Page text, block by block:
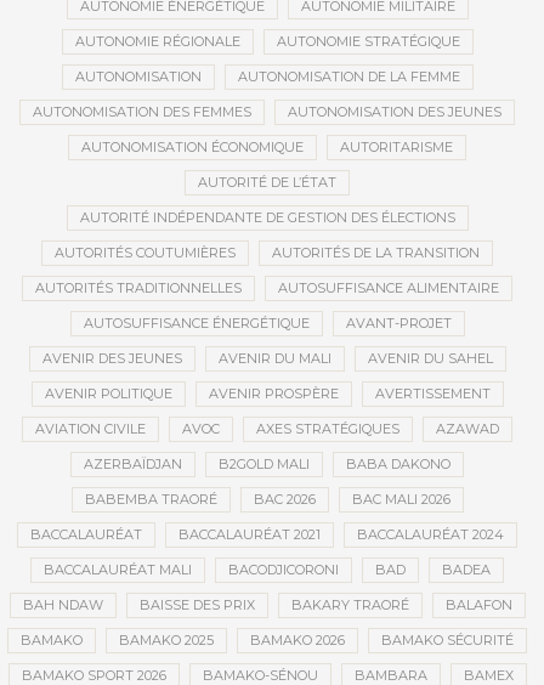
AUTONOMIE ÉNERGÉTIQUE AUTONOMIE MILITAIRE
AUTONOMIE RÉGIONALE AUTONOMIE STRATÉGIQUE
AUTONOMISATION AUTONOMISATION DE LA FEMME
AUTONOMISATION DES FEMMES AUTONOMISATION DES JEUNES
AUTONOMISATION ÉCONOMIQUE AUTORITARISME
AUTORITÉ DE L’ÉTAT
AUTORITÉ INDÉPENDANTE DE GESTION DES ÉLECTIONS
AUTORITÉS COUTUMIÈRES AUTORITÉS DE LA TRANSITION
AUTORITÉS TRADITIONNELLES AUTOSUFFISANCE ALIMENTAIRE
AUTOSUFFISANCE ÉNERGÉTIQUE AVANT-PROJET
AVENIR DES JEUNES AVENIR DU MALI AVENIR DU SAHEL
AVENIR POLITIQUE AVENIR PROSPÈRE AVERTISSEMENT
AVIATION CIVILE AVOC AXES STRATÉGIQUES AZAWAD
AZERBAÏDJAN B2GOLD MALI BABA DAKONO
BABEMBA TRAORÉ BAC 2026 BAC MALI 2026
BACCALAURÉAT BACCALAURÉAT 2021 BACCALAURÉAT 2024
BACCALAURÉAT MALI BACODJICORONI BAD BADEA
BAH NDAW BAISSE DES PRIX BAKARY TRAORÉ BALAFON
BAMAKO BAMAKO 2025 BAMAKO 2026 BAMAKO SÉCURITÉ
BAMAKO SPORT 2026 BAMAKO-SÉNOU BAMBARA BAMEX